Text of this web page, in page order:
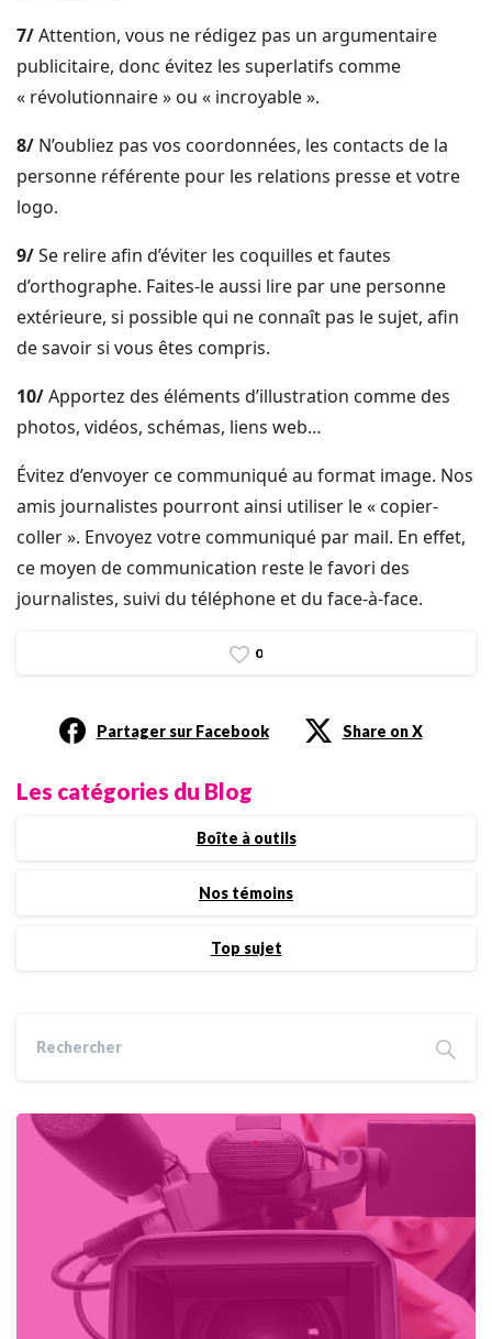
7/Attention, vous ne rédigez pas un argumentaire
publicitaire, donc évitez les superlatifs comme
« révolutionnaire » ou « incroyable ».
8/ N’oubliez pas vos coordonnées, les contacts de la
personne référente pour les relations presse et votre
logo.
9/Se relire afin d’éviter les coquilles et fautes
d’orthographe. Faites-le aussi lire par une personne
extérieure, si possible qui ne connaît pas le sujet, afin
de savoir si vous êtes compris.
10/Apportez des éléments d’illustration comme des
photos, vidéos, schémas, liens web…
Évitez d’envoyer ce communiqué au format image. Nos
amis journalistes pourront ainsi utiliser le « copier-
coller ». Envoyez votre communiqué par mail. En effet,
ce moyen de communication reste le favori des
journalistes, suivi du téléphone et du face-à-face.
0
Partager sur Facebook Share on X
Les catégories du Blog
Boîte à outils
Nos témoins
Top sujet